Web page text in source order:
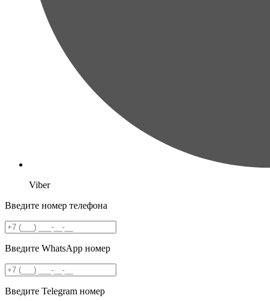
Viber
Введите номер телефона
Введите WhatsApp номер
Введите Telegram номер